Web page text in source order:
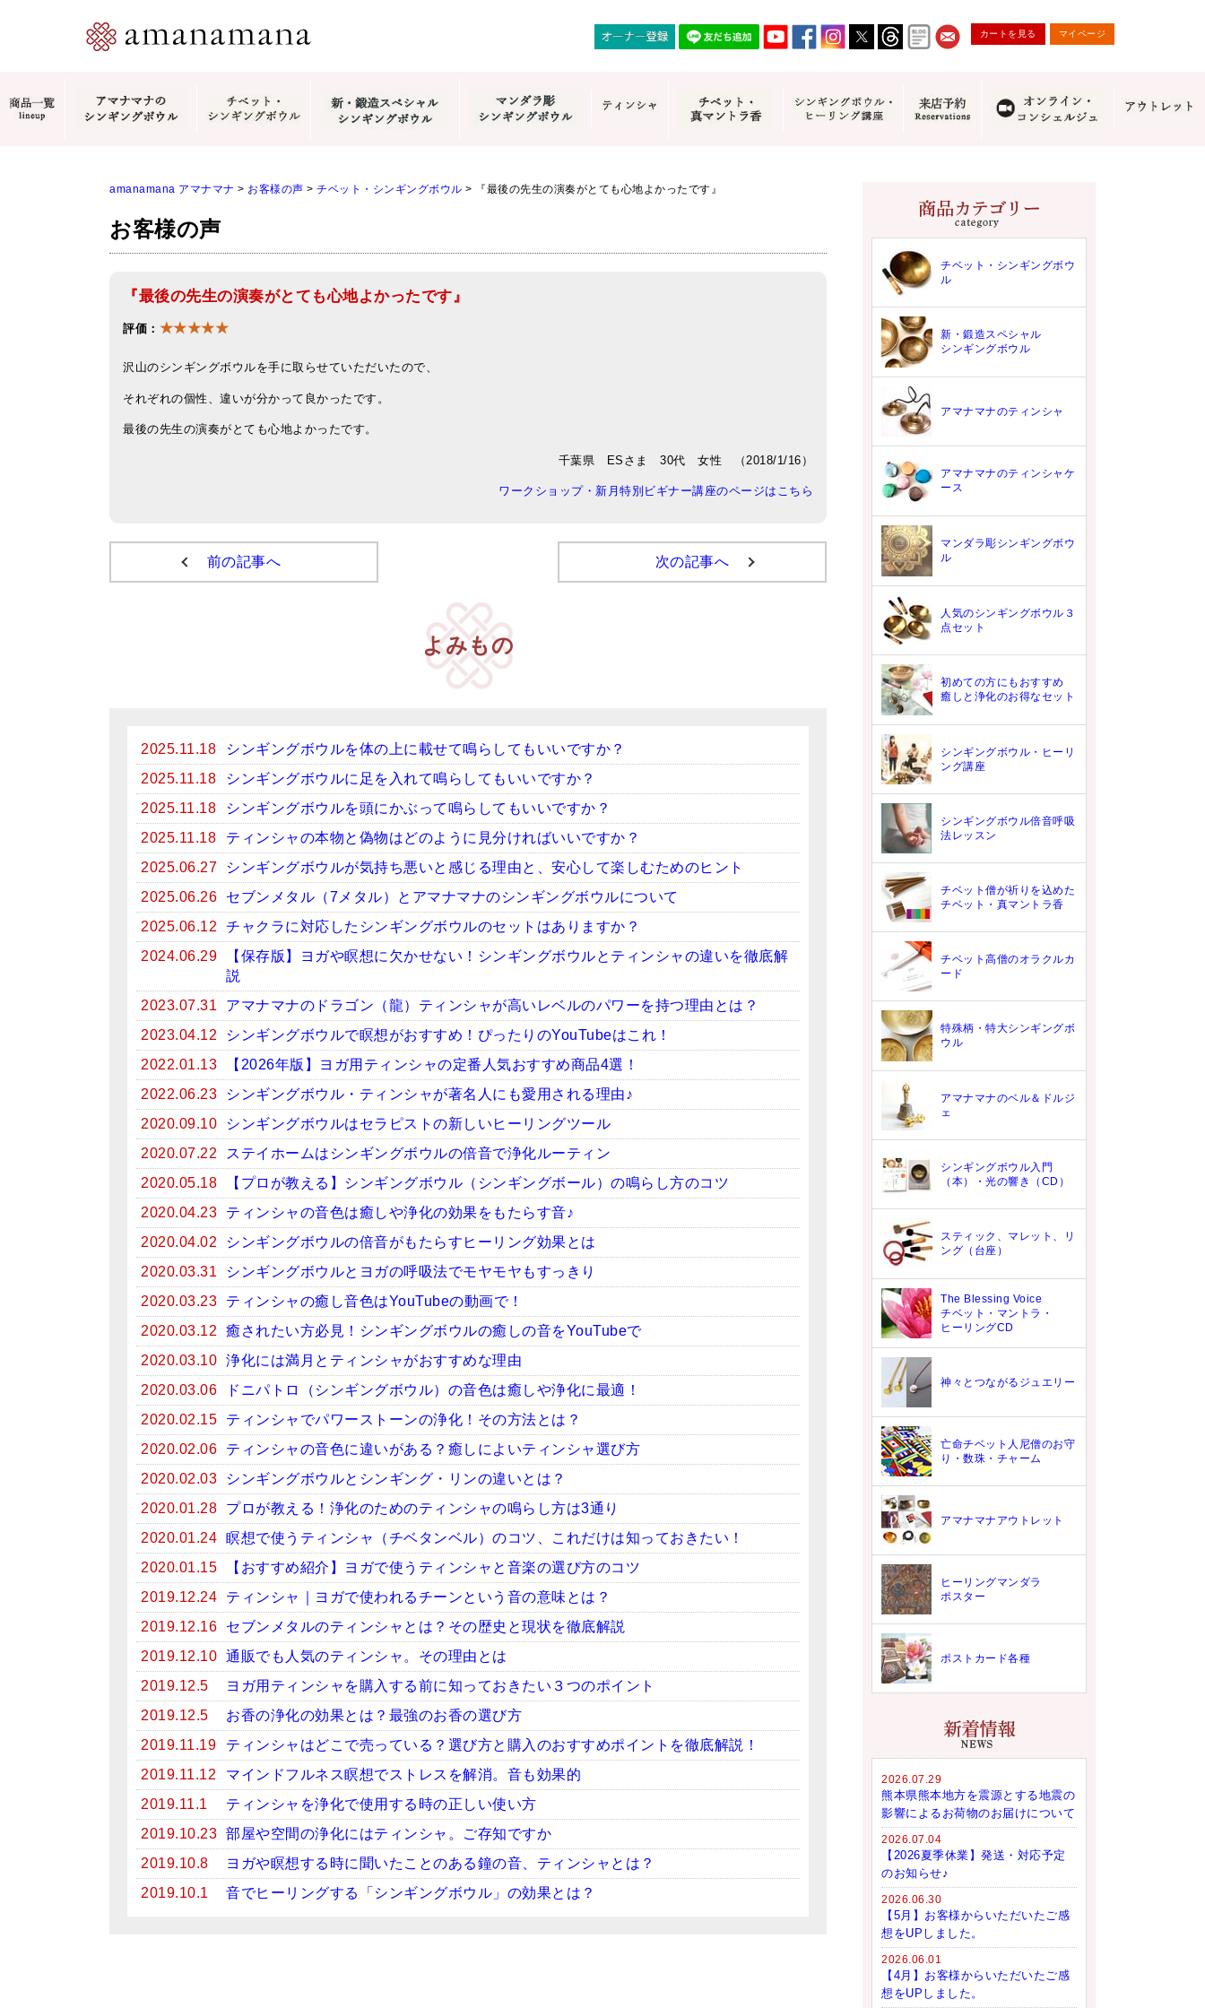
カートを見る マイページ
amanamana アマナマナ > お客様の声 > チベット・シンギングボウル > 『最後の先生の演奏がとても心地よかったです』
お客様の声
『最後の先生の演奏がとても心地よかったです』
評価： ★★★★★
沢山のシンギングボウルを手に取らせていただいたので、
それぞれの個性、違いが分かって良かったです。
最後の先生の演奏がとても心地よかったです。
千葉県 ESさま 30代 女性 （2018/1/16）
ワークショップ・新月特別ビギナー講座のページはこちら
前の記事へ 次の記事へ
よみもの
2025.11.18
シンギングボウルを体の上に載せて鳴らしてもいいですか？
2025.11.18
シンギングボウルに足を入れて鳴らしてもいいですか？
2025.11.18
シンギングボウルを頭にかぶって鳴らしてもいいですか？
2025.11.18
ティンシャの本物と偽物はどのように見分ければいいですか？
2025.06.27
シンギングボウルが気持ち悪いと感じる理由と、安心して楽しむためのヒント
2025.06.26
セブンメタル（7メタル）とアマナマナのシンギングボウルについて
2025.06.12
チャクラに対応したシンギングボウルのセットはありますか？
2024.06.29
【保存版】ヨガや瞑想に欠かせない！シンギングボウルとティンシャの違いを徹底解
説
2023.07.31
アマナマナのドラゴン（龍）ティンシャが高いレベルのパワーを持つ理由とは？
2023.04.12
シンギングボウルで瞑想がおすすめ！ぴったりのYouTubeはこれ！
2022.01.13
【2026年版】ヨガ用ティンシャの定番人気おすすめ商品4選！
2022.06.23
シンギングボウル・ティンシャが著名人にも愛用される理由♪
2020.09.10
シンギングボウルはセラピストの新しいヒーリングツール
2020.07.22
ステイホームはシンギングボウルの倍音で浄化ルーティン
2020.05.18
【プロが教える】シンギングボウル（シンギングボール）の鳴らし方のコツ
2020.04.23
ティンシャの音色は癒しや浄化の効果をもたらす音♪
2020.04.02
シンギングボウルの倍音がもたらすヒーリング効果とは
2020.03.31
シンギングボウルとヨガの呼吸法でモヤモヤもすっきり
2020.03.23
ティンシャの癒し音色はYouTubeの動画で！
2020.03.12
癒されたい方必見！シンギングボウルの癒しの音をYouTubeで
2020.03.10 浄化には満月とティンシャがおすすめな理由
2020.03.06
ドニパトロ（シンギングボウル）の音色は癒しや浄化に最適！
2020.02.15
ティンシャでパワーストーンの浄化！その方法とは？
2020.02.06
ティンシャの音色に違いがある？癒しによいティンシャ選び方
2020.02.03
シンギングボウルとシンギング・リンの違いとは？
2020.01.28
プロが教える！浄化のためのティンシャの鳴らし方は3通り
2020.01.24 瞑想で使うティンシャ（チベタンベル）のコツ、これだけは知っておきたい！
2020.01.15
【おすすめ紹介】ヨガで使うティンシャと音楽の選び方のコツ
2019.12.24
ティンシャ｜ヨガで使われるチーンという音の意味とは？
2019.12.16
セブンメタルのティンシャとは？その歴史と現状を徹底解説
2019.12.10 通販でも人気のティンシャ。その理由とは
2019.12.5
ヨガ用ティンシャを購入する前に知っておきたい３つのポイント
2019.12.5
お香の浄化の効果とは？最強のお香の選び方
2019.11.19
ティンシャはどこで売っている？選び方と購入のおすすめポイントを徹底解説！
2019.11.12
マインドフルネス瞑想でストレスを解消。音も効果的
2019.11.1
ティンシャを浄化で使用する時の正しい使い方
2019.10.23 部屋や空間の浄化にはティンシャ。ご存知ですか
2019.10.8
ヨガや瞑想する時に聞いたことのある鐘の音、ティンシャとは？
2019.10.1
音でヒーリングする「シンギングボウル」の効果とは？
チベット・シンギングボウ
ル
新・鍛造スペシャル
シンギングボウル
アマナマナのティンシャ
アマナマナのティンシャケ
ース
マンダラ彫シンギングボウ
ル
人気のシンギングボウル３
点セット
初めての方にもおすすめ
癒しと浄化のお得なセット
シンギングボウル・ヒーリ
ング講座
シンギングボウル倍音呼吸
法レッスン
チベット僧が祈りを込めた
チベット・真マントラ香
チベット高僧のオラクルカ
ード
特殊柄・特大シンギングボ
ウル
アマナマナのベル＆ドルジ
ェ
シンギングボウル入門
（本）・光の響き（CD）
スティック、マレット、リ
ング（台座）
The Blessing Voice
チベット・マントラ・
ヒーリングCD
神々とつながるジュエリー
亡命チベット人尼僧のお守
り・数珠・チャーム
アマナマナアウトレット
ヒーリングマンダラ
ポスター
ポストカード各種
2026.07.29
熊本県熊本地方を震源とする地震の
影響によるお荷物のお届けについて
2026.07.04
【2026夏季休業】発送・対応予定
のお知らせ♪
2026.06.30
【5月】お客様からいただいたご感
想をUPしました。
2026.06.01
【4月】お客様からいただいたご感
想をUPしました。